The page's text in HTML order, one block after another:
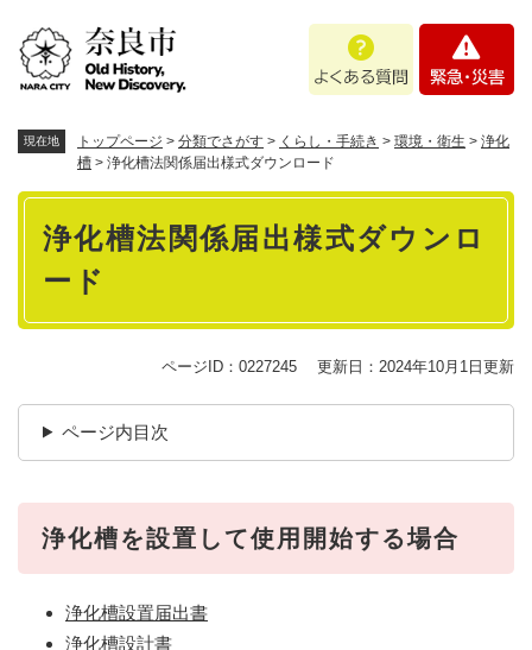
あ
問
・
現在地 トップページ > 分類でさがす > くらし・手続き > 環境・衛生 > 浄化
槽 > 浄化槽法関係届出様式ダウンロード
本
浄化槽法関係届出様式ダウンロ
ード
ページID：0227245 更新日：2024年10月1日更新
ページ内目次
浄化槽を設置して使用開始する場合
浄化槽設置届出書
浄化槽設計書